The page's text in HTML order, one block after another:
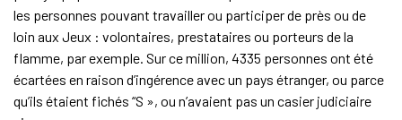
les personnes pouvant travailler ou participer de près ou de
loin aux Jeux : volontaires, prestataires ou porteurs de la
flamme, par exemple. Sur ce million, 4335 personnes ont été
écartées en raison d’ingérence avec un pays étranger, ou parce
qu’ils étaient fichés “S », ou n’avaient pas un casier judiciaire